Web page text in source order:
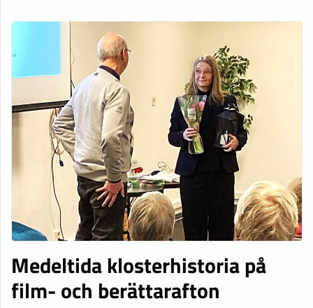
Medeltida klosterhistoria på
film- och berättarafton